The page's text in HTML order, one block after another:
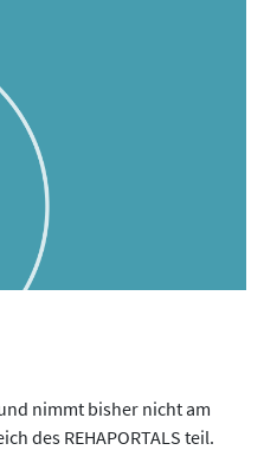
nimmt bisher nicht am
des REHAPORTALS teil.